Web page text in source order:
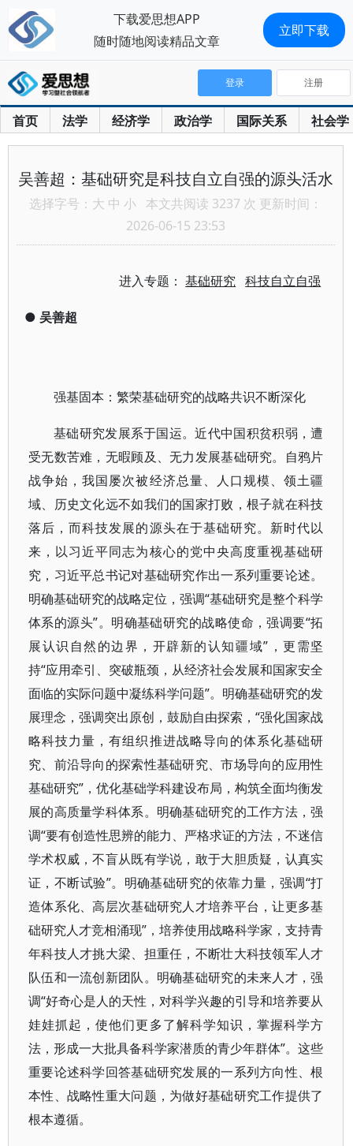
首页 法学 经济学 政治学 国际关系 社会学
登录 注册
吴善超：基础研究是科技自立自强的源头活水
选择字号： 大 中 小 本文共阅读 3237 次 更新时间：
2026-06-15 23:53
进入专题：基础研究 科技自立自强
● 吴善超
强基固本：繁荣基础研究的战略共识不断深化
基础研究发展系于国运。近代中国积贫积弱，遭
受无数苦难，无暇顾及、无力发展基础研究。自鸦片
战争始，我国屡次被经济总量、人口规模、领土疆
域、历史文化远不如我们的国家打败，根子就在科技
落后，而科技发展的源头在于基础研究。新时代以
来，以习近平同志为核心的党中央高度重视基础研
究，习近平总书记对基础研究作出一系列重要论述。
明确基础研究的战略定位，强调“基础研究是整个科学
体系的源头”。明确基础研究的战略使命，强调要“拓
展认识自然的边界，开辟新的认知疆域”，更需坚
持“应用牵引、突破瓶颈，从经济社会发展和国家安全
面临的实际问题中凝练科学问题”。明确基础研究的发
展理念，强调突出原创，鼓励自由探索，“强化国家战
略科技力量，有组织推进战略导向的体系化基础研
究、前沿导向的探索性基础研究、市场导向的应用性
基础研究”，优化基础学科建设布局，构筑全面均衡发
展的高质量学科体系。明确基础研究的工作方法，强
调“要有创造性思辨的能力、严格求证的方法，不迷信
学术权威，不盲从既有学说，敢于大胆质疑，认真实
证，不断试验”。明确基础研究的依靠力量，强调“打
造体系化、高层次基础研究人才培养平台，让更多基
础研究人才竞相涌现”，培养使用战略科学家，支持青
年科技人才挑大梁、担重任，不断壮大科技领军人才
队伍和一流创新团队。明确基础研究的未来人才，强
调“好奇心是人的天性，对科学兴趣的引导和培养要从
娃娃抓起，使他们更多了解科学知识，掌握科学方
法，形成一大批具备科学家潜质的青少年群体”。这些
重要论述科学回答基础研究发展的一系列方向性、根
本性、战略性重大问题，为做好基础研究工作提供了
根本遵循。
下载爱思想APP
随时随地阅读精品文章
立即下载